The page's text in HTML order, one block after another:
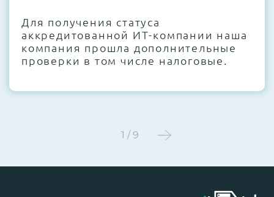
Этап 4:Стресс-тестирование под 100%
нагрузкой в течение 72 часов для
проверки стабильности всех подсистем
Для получения статуса
аккредитованной ИТ-компании наша
компания прошла дополнительные
проверки в том числе налоговые.
1 / 9